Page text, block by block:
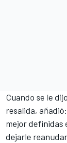
Cuando se le
resalida,
mejor definidas
dejarle